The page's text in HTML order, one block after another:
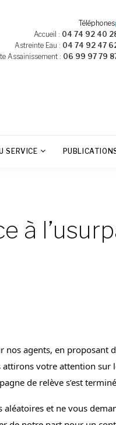
Téléphones
Accueil : 04 74 92 40
Astreinte Eau : 04 74 92 47
Assainissement : 06 99 97 79
SERVICE
à
agents, en proposant
votre attention sur
de relève s’est
aléatoires et ne vous